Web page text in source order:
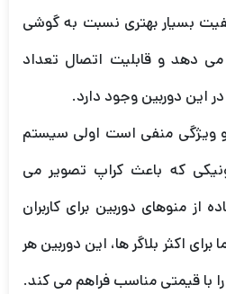
بسیار بهتری نسبت به گوشی
دهد و قابلیت اتصال تعداد
این دوربین وجود دارد.
ویژگی منفی است اولی سیستم
که باعث کراپ تصویر می
از منوهای دوربین برای کاربران
اکثر بلاگر ها، این دوربین هر
را با قیمتی مناسب فراهم می کند.